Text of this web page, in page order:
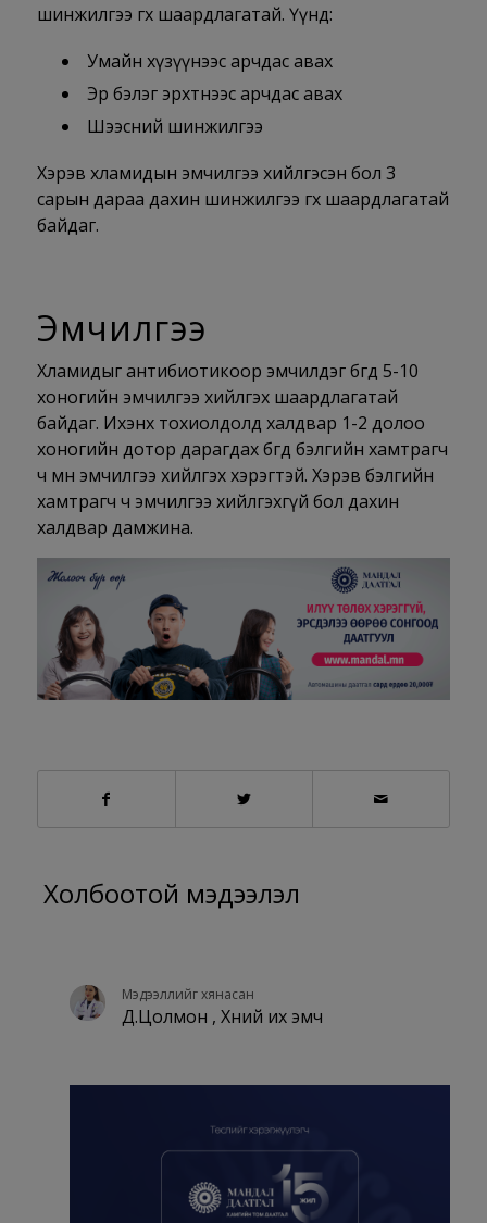
шинжилгээ өгөх шаардлагатай. Үүнд:
Умайн хүзүүнээс арчдас авах
Эр бэлэг эрхтнээс арчдас авах
Шээсний шинжилгээ
Хэрэв хламидын эмчилгээ хийлгэсэн бол 3
сарын дараа дахин шинжилгээ өгөх шаардлагатай
байдаг.
Эмчилгээ
Хламидыг антибиотикоор эмчилдэг бөгөөд 5-10
хоногийн эмчилгээ хийлгэх шаардлагатай
байдаг. Ихэнх тохиолдолд халдвар 1-2 долоо
хоногийн дотор дарагдах бөгөөд бэлгийн хамтрагч
ч мөн эмчилгээ хийлгэх хэрэгтэй. Хэрэв бэлгийн
хамтрагч ч эмчилгээ хийлгэхгүй бол дахин
халдвар дамжина.
Холбоотой мэдээлэл
Мэдээллийг хянасан
Д.Цолмон , Хүний их эмч